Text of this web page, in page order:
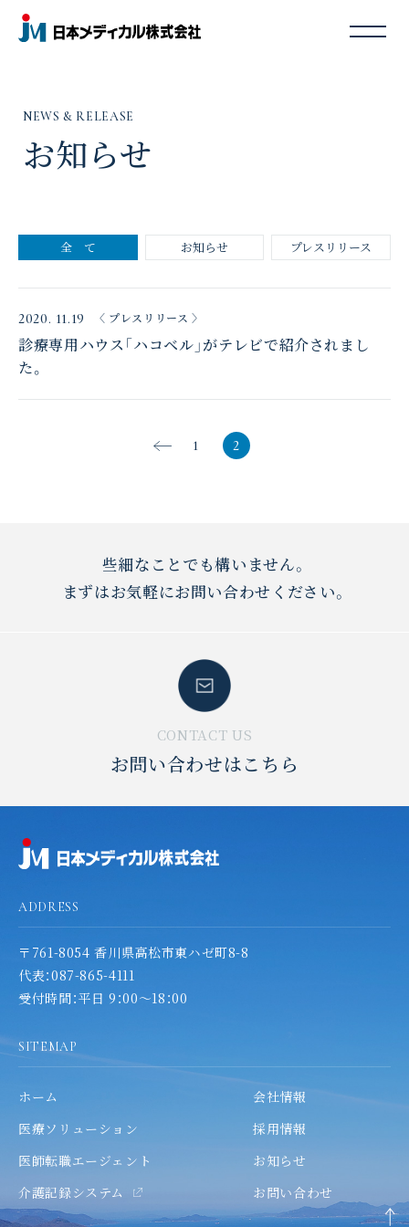
NEWS & RELEASE
お知らせ
全 て お知らせ プレスリリース
2020. 11.19 〈 プレスリリース 〉
診療専用ハウス「ハコベル」がテレビで紹介されまし
た。
1 2
些細なことでも構いません。
まずはお気軽にお問い合わせください。
CONTACT US
お問い合わせはこちら
ADDRESS
〒761-8054 香川県高松市東ハゼ町8-8
代表：087-865-4111
受付時間：平日 9：00～18：00
SITEMAP
ホーム
会社情報
医療ソリューション
採用情報
医師転職エージェント
お知らせ
介護記録システム
お問い合わせ